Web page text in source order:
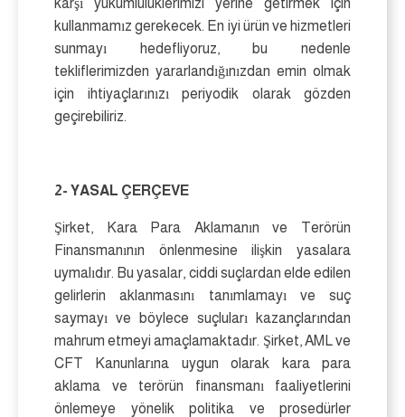
karşı yükümlülüklerimizi yerine getirmek için
kullanmamız gerekecek. En iyi ürün ve hizmetleri
sunmayı hedefliyoruz, bu nedenle
tekliflerimizden yararlandığınızdan emin olmak
için ihtiyaçlarınızı periyodik olarak gözden
geçirebiliriz.
2- YASAL ÇERÇEVE
Şirket, Kara Para Aklamanın ve Terörün
Finansmanının önlenmesine ilişkin yasalara
uymalıdır. Bu yasalar, ciddi suçlardan elde edilen
gelirlerin aklanmasını tanımlamayı ve suç
saymayı ve böylece suçluları kazançlarından
mahrum etmeyi amaçlamaktadır. Şirket, AML ve
CFT Kanunlarına uygun olarak kara para
aklama ve terörün finansmanı faaliyetlerini
önlemeye yönelik politika ve prosedürler